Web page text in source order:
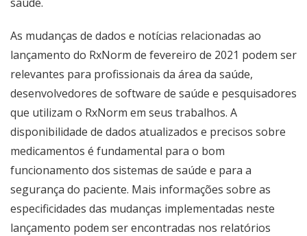
As mudanças de dados e notícias relacionadas ao
lançamento do RxNorm de fevereiro de 2021 podem ser
relevantes para profissionais da área da saúde,
desenvolvedores de software de saúde e pesquisadores
que utilizam o RxNorm em seus trabalhos. A
disponibilidade de dados atualizados e precisos sobre
medicamentos é fundamental para o bom
funcionamento dos sistemas de saúde e para a
segurança do paciente. Mais informações sobre as
especificidades das mudanças implementadas neste
lançamento podem ser encontradas nos relatórios